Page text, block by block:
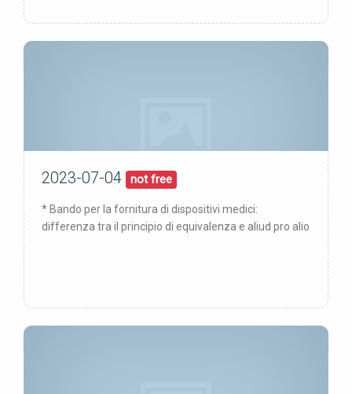
pubblicata:04/07/23
2023-07-04 not free
* Bando per la fornitura di dispositivi medici:
differenza tra il principio di equivalenza e aliud pro alio